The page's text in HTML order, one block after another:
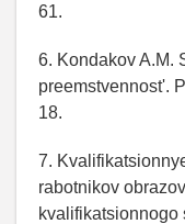
61.
6. Kondakov A.M.
preemstvennost'.
18.
7.
rabotnikov
kvalifikatsionnogo